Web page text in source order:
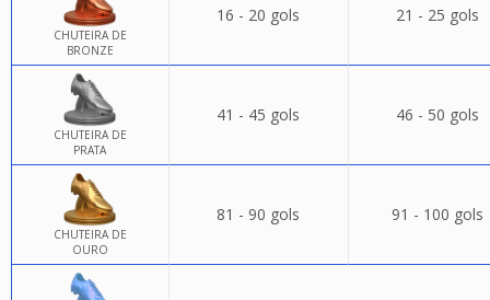
CHUTEIRA DE
BRONZE
16 - 20 gols 21 - 25 gols
CHUTEIRA DE
PRATA
41 - 45 gols 46 - 50 gols
CHUTEIRA DE
OURO
81 - 90 gols 91 - 100 gols